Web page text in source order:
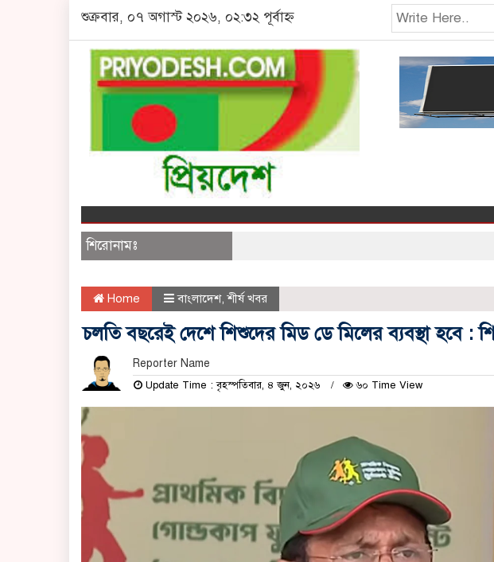
শুক্রবার, ০৭ অগাস্ট ২০২৬, ০২:৩২ পূর্বাহ্ন
শিরোনামঃ
Home বাংলাদেশ,শীর্ষ খবর
চলতি বছরেই দেশে শিশুদের মিড ডে মিলের ব্যবস্থা হবে :
Reporter Name
Update Time : বৃহস্পতিবার, ৪ জুন, ২০২৬ ৬০ Time View